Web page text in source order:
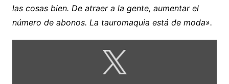
las cosas bien. De atraer a la gente, aumentar el
número de abonos. La tauromaquia está de moda».